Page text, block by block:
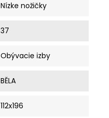
Nízke nožičky
37
Obývacie izby
BĚLA
112x196